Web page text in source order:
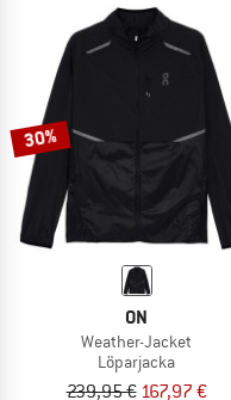
30%
ON
Weather-Jacket
Löparjacka
239,95 € 167,97 €